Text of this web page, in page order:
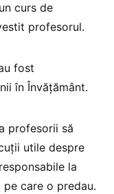
curs de
profesorul.
fost
în Învățământ.
profesorii să
utile despre
la
care o predau.